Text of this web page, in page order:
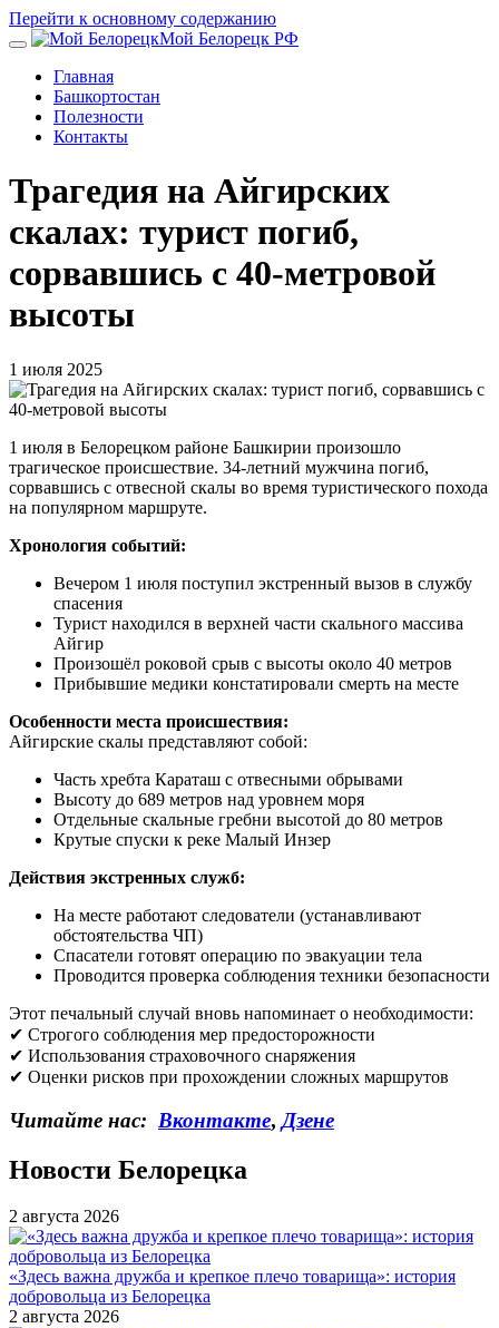
Перейти к основному содержанию
Мой Белорецк РФ
Главная
Башкортостан
Полезности
Контакты
Трагедия на Айгирских
скалах: турист погиб,
сорвавшись с 40-метровой
высоты
1 июля 2025
1 июля в Белорецком районе Башкирии произошло
трагическое происшествие. 34-летний мужчина погиб,
сорвавшись с отвесной скалы во время туристического похода
на популярном маршруте.
Хронология событий:
Вечером 1 июля поступил экстренный вызов в службу
спасения
Турист находился в верхней части скального массива
Айгир
Произошёл роковой срыв с высоты около 40 метров
Прибывшие медики констатировали смерть на месте
Особенности места происшествия:
Айгирские скалы представляют собой:
Часть хребта Караташ с отвесными обрывами
Высоту до 689 метров над уровнем моря
Отдельные скальные гребни высотой до 80 метров
Крутые спуски к реке Малый Инзер
Действия экстренных служб:
На месте работают следователи (устанавливают
обстоятельства ЧП)
Спасатели готовят операцию по эвакуации тела
Проводится проверка соблюдения техники безопасности
Этот печальный случай вновь напоминает о необходимости:
✔ Строгого соблюдения мер предосторожности
✔ Использования страховочного снаряжения
✔ Оценки рисков при прохождении сложных маршрутов
Читайте нас: Вконтакте, Дзене
Новости Белорецка
2 августа 2026
«Здесь важна дружба и крепкое плечо товарища»: история
добровольца из Белорецка
2 августа 2026